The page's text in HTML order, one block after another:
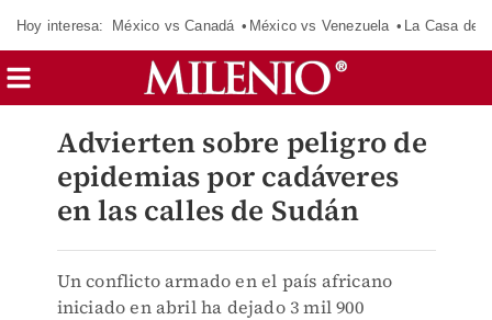
Hoy interesa: México vs Canadá México vs Venezuela La Casa de
Advierten sobre peligro de
epidemias por cadáveres
en las calles de Sudán
Un conflicto armado en el país africano
iniciado en abril ha dejado 3 mil 900